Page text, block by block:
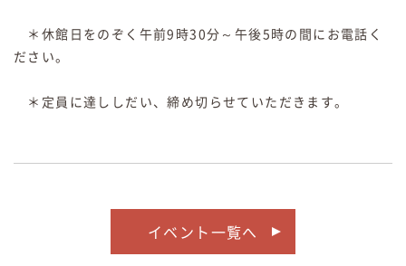
＊休館日をのぞく午前9時30分～午後5時の間にお電話く
ださい。
＊定員に達ししだい、締め切らせていただきます。
イベント一覧へ